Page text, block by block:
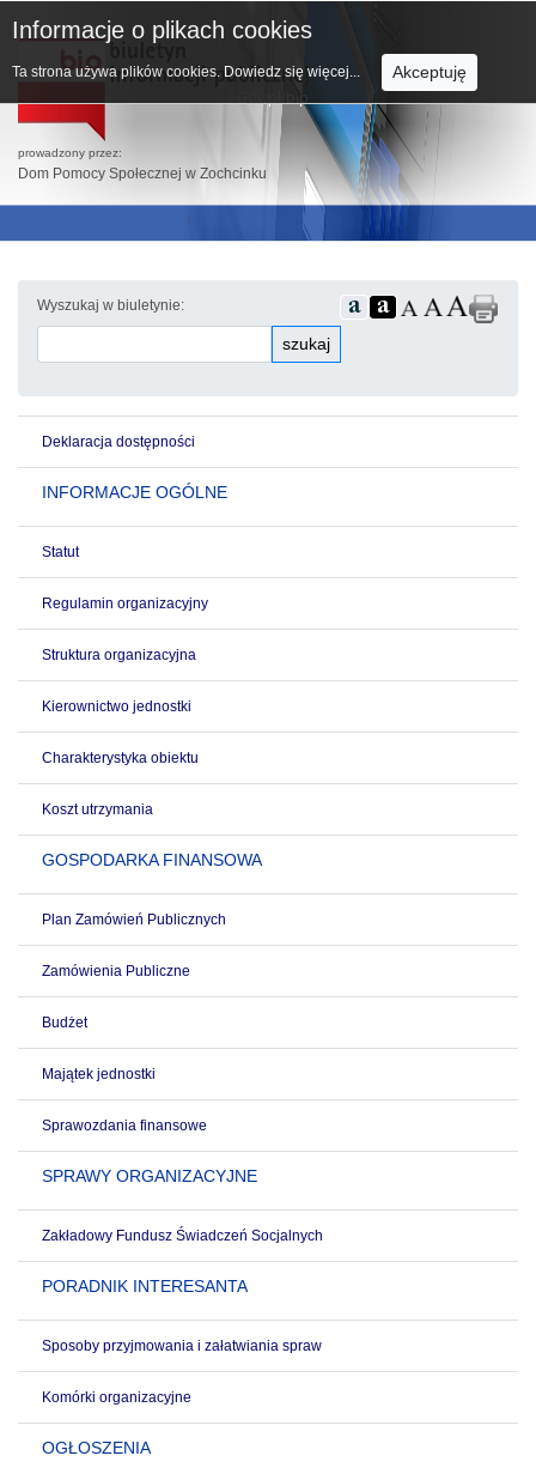
prowadzony przez:
Dom Pomocy Społecznej w Zochcinku
Wyszukaj w biuletynie:
szukaj
Deklaracja dostępności
INFORMACJE OGÓLNE
Statut
Regulamin organizacyjny
Struktura organizacyjna
Kierownictwo jednostki
Charakterystyka obiektu
Koszt utrzymania
GOSPODARKA FINANSOWA
Plan Zamówień Publicznych
Zamówienia Publiczne
Budżet
Majątek jednostki
Sprawozdania finansowe
SPRAWY ORGANIZACYJNE
Zakładowy Fundusz Świadczeń Socjalnych
PORADNIK INTERESANTA
Sposoby przyjmowania i załatwiania spraw
Komórki organizacyjne
OGŁOSZENIA
Informacje o plikach cookies
Ta strona używa plików cookies. Dowiedz się więcej... Akceptuję